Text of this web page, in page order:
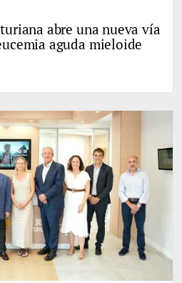
abre una nueva vía
aguda mieloide